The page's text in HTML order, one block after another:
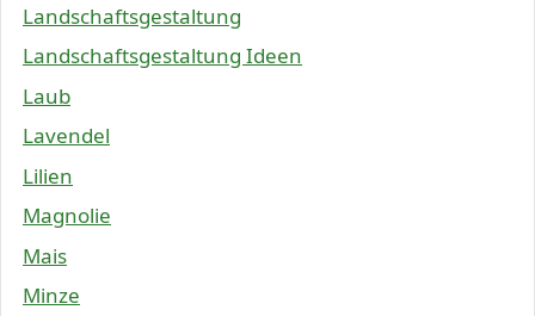
Landschaftsgestaltung
Landschaftsgestaltung Ideen
Laub
Lavendel
Lilien
Magnolie
Mais
Minze